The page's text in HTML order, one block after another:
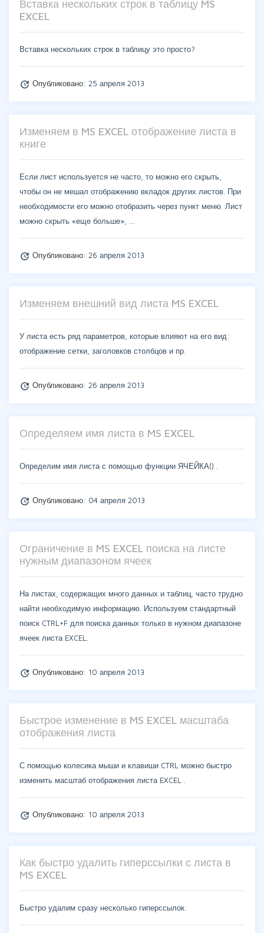
Вставка нескольких строк в таблицу MS
EXCEL
Вставка нескольких строк в таблицу это просто?
update Опубликовано: 25 апреля 2013
Изменяем в MS EXCEL отображение листа в
книге
Если лист используется не часто, то можно его скрыть,
чтобы он не мешал отображению вкладок других листов. При
необходимости его можно отобразить через пункт меню. Лист
можно скрыть «еще больше», …
update Опубликовано: 26 апреля 2013
Изменяем внешний вид листа MS EXCEL
У листа есть ряд параметров, которые влияют на его вид:
отображение сетки, заголовков столбцов и пр.
update Опубликовано: 26 апреля 2013
Определяем имя листа в MS EXCEL
Определим имя листа с помощью функции ЯЧЕЙКА() .
update Опубликовано: 04 апреля 2013
Ограничение в MS EXCEL поиска на листе
нужным диапазоном ячеек
На листах, содержащих много данных и таблиц, часто трудно
найти необходимую информацию. Используем стандартный
поиск CTRL+F для поиска данных только в нужном диапазоне
ячеек листа EXCEL.
update Опубликовано: 10 апреля 2013
Быстрое изменение в MS EXCEL масштаба
отображения листа
С помощью колесика мыши и клавиши CTRL можно быстро
изменить масштаб отображения листа EXCEL .
update Опубликовано: 10 апреля 2013
Как быстро удалить гиперссылки с листа в
MS EXCEL
Быстро удалим сразу несколько гиперссылок.